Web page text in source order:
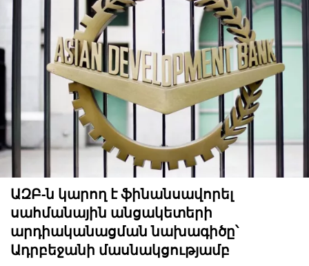
ԱԶԲ-ն կարող է ֆինանսավորել
սահմանային անցակետերի
արդիականացման նախագիծը՝
Ադրբեջանի մասնակցությամբ